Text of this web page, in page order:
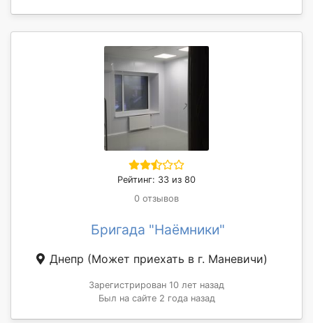
Рейтинг: 33 из 80
0 отзывов
Бригада "Наёмники"
Днепр (Может приехать в г. Маневичи)
Зарегистрирован 10 лет назад
Был на сайте 2 года назад